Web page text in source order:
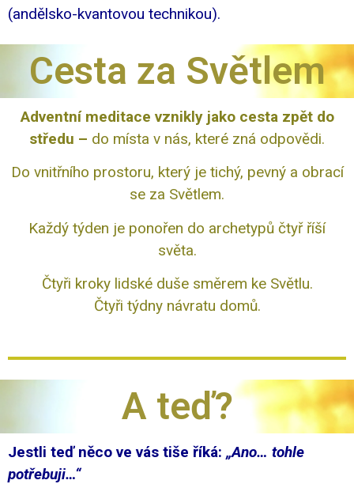
(andělsko-kvantovou technikou).
Cesta za Světlem
Adventní meditace vznikly jako cesta zpět do
středu – do místa v nás, které zná odpovědi.
Do vnitřního prostoru, který je tichý, pevný a obrací
se za Světlem.
Každý týden je ponořen do archetypů čtyř říší
světa.
Čtyři kroky lidské duše směrem ke Světlu.
Čtyři týdny návratu domů.
A teď?
Jestli teď něco ve vás tiše říká: „Ano… tohle
potřebuji…“